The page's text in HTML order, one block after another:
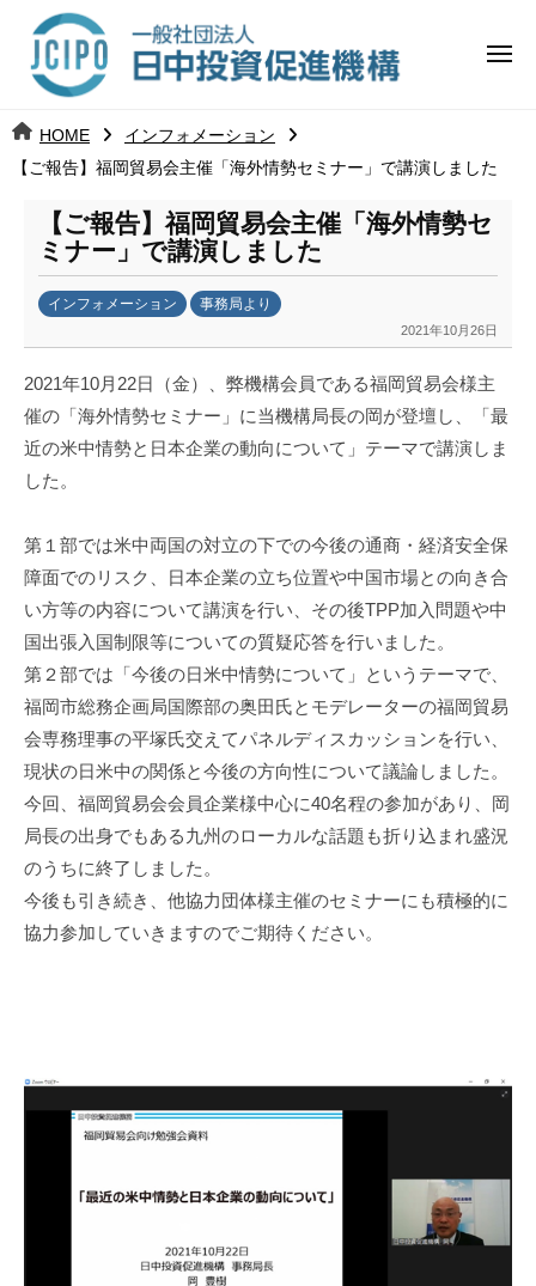
ツ 日
中
投
資
進
機
構
j
c
メ
HOME
インフォメーション
【ご報告】福岡貿易会主催「海外情勢セミナー」で講演しました
【ご報告】福岡貿易会主催「海外情勢セ
ミナー」で講演しました
インフォメーション 事務局より
2021年10月26日
k
a
n
a
m
2021年10月22日（金）、弊機構会員である福岡貿易会様主
催の「海外情勢セミナー」に当機構局長の岡が登壇し、「最
近の米中情勢と日本企業の動向について」テーマで講演しま
した。
第１部では米中両国の対立の下での今後の通商・経済安全保
障面でのリスク、日本企業の立ち位置や中国市場との向き合
い方等の内容について講演を行い、その後TPP加入問題や中
国出張入国制限等についての質疑応答を行いました。
第２部では「今後の日米中情勢について」というテーマで、
福岡市総務企画局国際部の奥田氏とモデレーターの福岡貿易
会専務理事の平塚氏交えてパネルディスカッションを行い、
現状の日米中の関係と今後の方向性について議論しました。
今回、福岡貿易会会員企業様中心に40名程の参加があり、岡
局長の出身でもある九州のローカルな話題も折り込まれ盛況
のうちに終了しました。
今後も引き続き、他協力団体様主催のセミナーにも積極的に
協力参加していきますのでご期待ください。
日
中
資
進
機
構